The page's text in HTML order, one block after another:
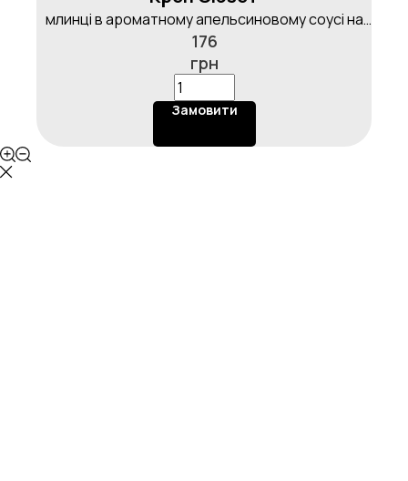
млинці в ароматному апельсиновому соусі на
основі фрешу та цукру, з апельсиновим філе,
вершковим морозивом пломбір і цукровою
пудрою
176
грн
Замовити